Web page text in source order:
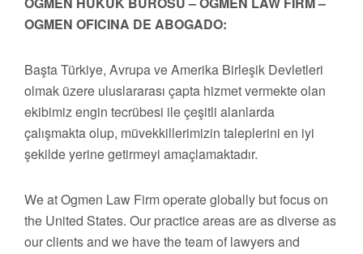
OGMEN OFICINA DE ABOGADO:
Başta Türkiye, Avrupa ve Amerika Birleşik Devletleri
olmak üzere uluslararası çapta hizmet vermekte olan
ekibimiz engin tecrübesi ile çeşitli alanlarda
çalışmakta olup, müvekkillerimizin taleplerini en iyi
şekilde yerine getirmeyi amaçlamaktadır.
We at Ogmen Law Firm operate globally but focus on
the United States. Our practice areas are as diverse as
our clients and we have the team of lawyers and